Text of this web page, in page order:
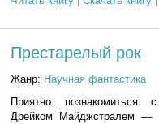
Престарелый рок
Жанр: Научная фантастика
Приятно познакомиться
Дрейком Майджстралем —